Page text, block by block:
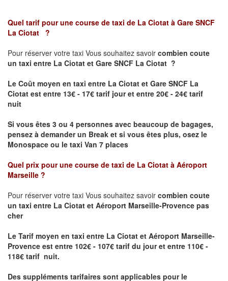
Quel tarif pour une course de taxi de La Ciotat à Gare SNCF
La Ciotat
?
Pour réserver votre taxi Vous souhaitez savoir combien coute
un taxi entre La Ciotat et Gare SNCF La Ciotat ?
Le Coût moyen en taxi entre La Ciotat et Gare SNCF La
Ciotat est entre 13€ - 17€ tarif jour et entre 20€ - 24€ tarif
nuit
Si vous êtes 3 ou 4 personnes avec beaucoup de bagages,
pensez à demander un Break et si vous êtes plus, osez le
Monospace ou le taxi Van 7 places
Quel prix pour une course de taxi de La Ciotat à Aéroport
Marseille ?
Pour réserver votre taxi Vous souhaitez savoir combien coute
un taxi entre La Ciotat et Aéroport Marseille-Provence pas
cher
Le Tarif moyen en taxi entre La Ciotat et Aéroport Marseille-
Provence est entre 102€ - 107€ tarif du jour et entre 110€ -
118€ tarif nuit.
Des suppléments tarifaires sont applicables pour le